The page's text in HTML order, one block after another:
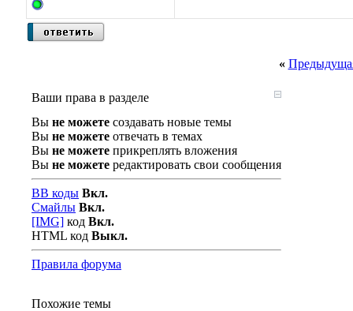
«
Ваши права в разделе
Вы не можете создавать новые темы
Вы не можете отвечать в темах
Вы не можете прикреплять вложения
Вы не можете редактировать свои сообщения
BB коды Вкл.
Смайлы Вкл.
[IMG] код Вкл.
HTML код Выкл.
Правила форума
Похожие темы